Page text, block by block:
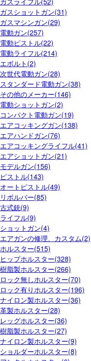
ガスショットガン(31)
ガスマシンガン(29)
電動ガン(257)
電動ピストル(22)
電動ライフル(214)
エボルト(2)
次世代電動ガン(28)
スタンダード電動ガン(38)
その他のメーカー(146)
電動ショットガン(2)
コンパクト電動ガン(19)
エアコッキングガン(138)
エアハンドガン(76)
エアコッキングライフル(41)
エアショットガン(21)
モデルガン(156)
ピストル(143)
オートピストル(49)
リボルバー(85)
古式銃(9)
ライフル(9)
ショットガン(4)
エアガンの修理、カスタム(2)
ホルスター(515)
ヒップホルスター(328)
樹脂製ホルスター(266)
ロック無しホルスター(70)
ロック有りホルスター(196)
ナイロン製ホルスター(36)
革製ホルスター(28)
レッグホルスター(36)
樹脂製ホルスター(27)
ナイロン製ホルスター(9)
ショルダーホルスター(8)